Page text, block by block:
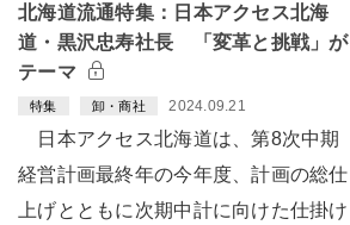
北海道流通特集：日本アクセス北海
道・黒沢忠寿社長 「変革と挑戦」が
テーマ
特集 卸・商社 2024.09.21
日本アクセス北海道は、第8次中期
経営計画最終年の今年度、計画の総仕
上げとともに次期中計に向けた仕掛け